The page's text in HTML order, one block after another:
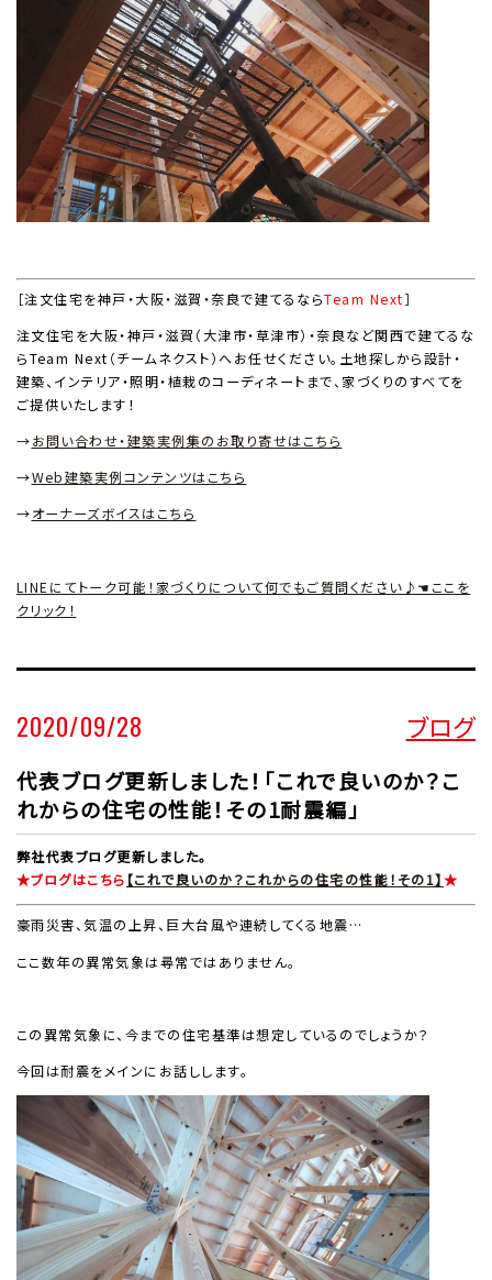
［注文住宅を神戸・大阪・滋賀・奈良で建てるならTeam Next］
注文住宅を大阪・神戸・滋賀（大津市・草津市）・奈良など関西で建てるな
らTeam Next （チームネクスト）へお任せください。土地探しから設計・
建築、インテリア・照明・植栽のコーディネートまで、家づくりのすべてを
ご提供いたします！
→お問い合わせ・建築実例集のお取り寄せはこちら
→Web建築実例コンテンツはこちら
→オーナーズボイスはこちら
LINEにてトーク可能！家づくりについて何でもご質問ください♪☚ここを
クリック！
2020/09/28 ブログ
代表ブログ更新しました！「これで良いのか？こ
れからの住宅の性能！その1耐震編」
弊社代表ブログ更新しました。
★ブログはこちら 【これで良いのか？これからの住宅の性能！その1】★
豪雨災害、気温の上昇、巨大台風や連続してくる地震…
ここ数年の異常気象は尋常ではありません。
この異常気象に、今までの住宅基準は想定しているのでしょうか？
今回は耐震をメインにお話しします。